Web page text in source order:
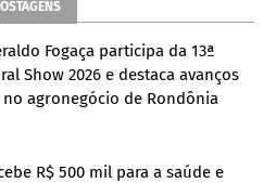
Fogaça participa da 13ª
Show 2026 e destaca avanços
agronegócio de Rondônia
R$ 500 mil para a saúde e